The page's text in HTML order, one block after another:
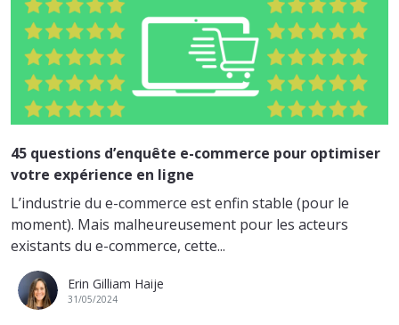
45 questions d’enquête e-commerce pour optimiser
votre expérience en ligne
L’industrie du e-commerce est enfin stable (pour le
moment). Mais malheureusement pour les acteurs
existants du e-commerce, cette...
Erin Gilliam Haije
31/05/2024